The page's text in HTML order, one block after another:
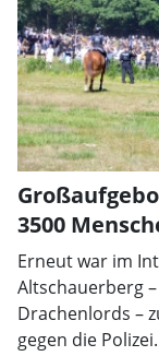
3500
Erneut war im
Altschauerberg
Drachenlords –
gegen die Polizei.